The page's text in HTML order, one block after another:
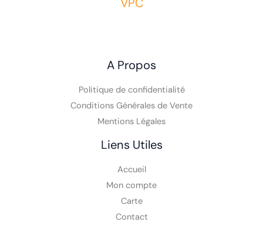
A Propos
Politique de confidentialité
Conditions Générales de Vente
Mentions Légales
Liens Utiles
Accueil
Mon compte
Carte
Contact